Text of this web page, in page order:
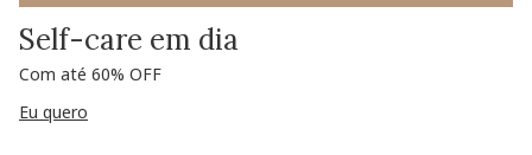
Self-care em dia
Com até 60% OFF
Eu quero